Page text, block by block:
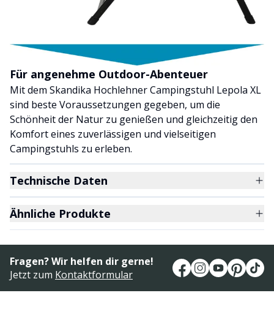
Für angenehme Outdoor-Abenteuer
Mit dem Skandika Hochlehner Campingstuhl Lepola XL
sind beste Voraussetzungen gegeben, um die
Schönheit der Natur zu genießen und gleichzeitig den
Komfort eines zuverlässigen und vielseitigen
Campingstuhls zu erleben.
Technische Daten
Ähnliche Produkte
Fragen? Wir helfen dir gerne!
Jetzt zum Kontaktformular